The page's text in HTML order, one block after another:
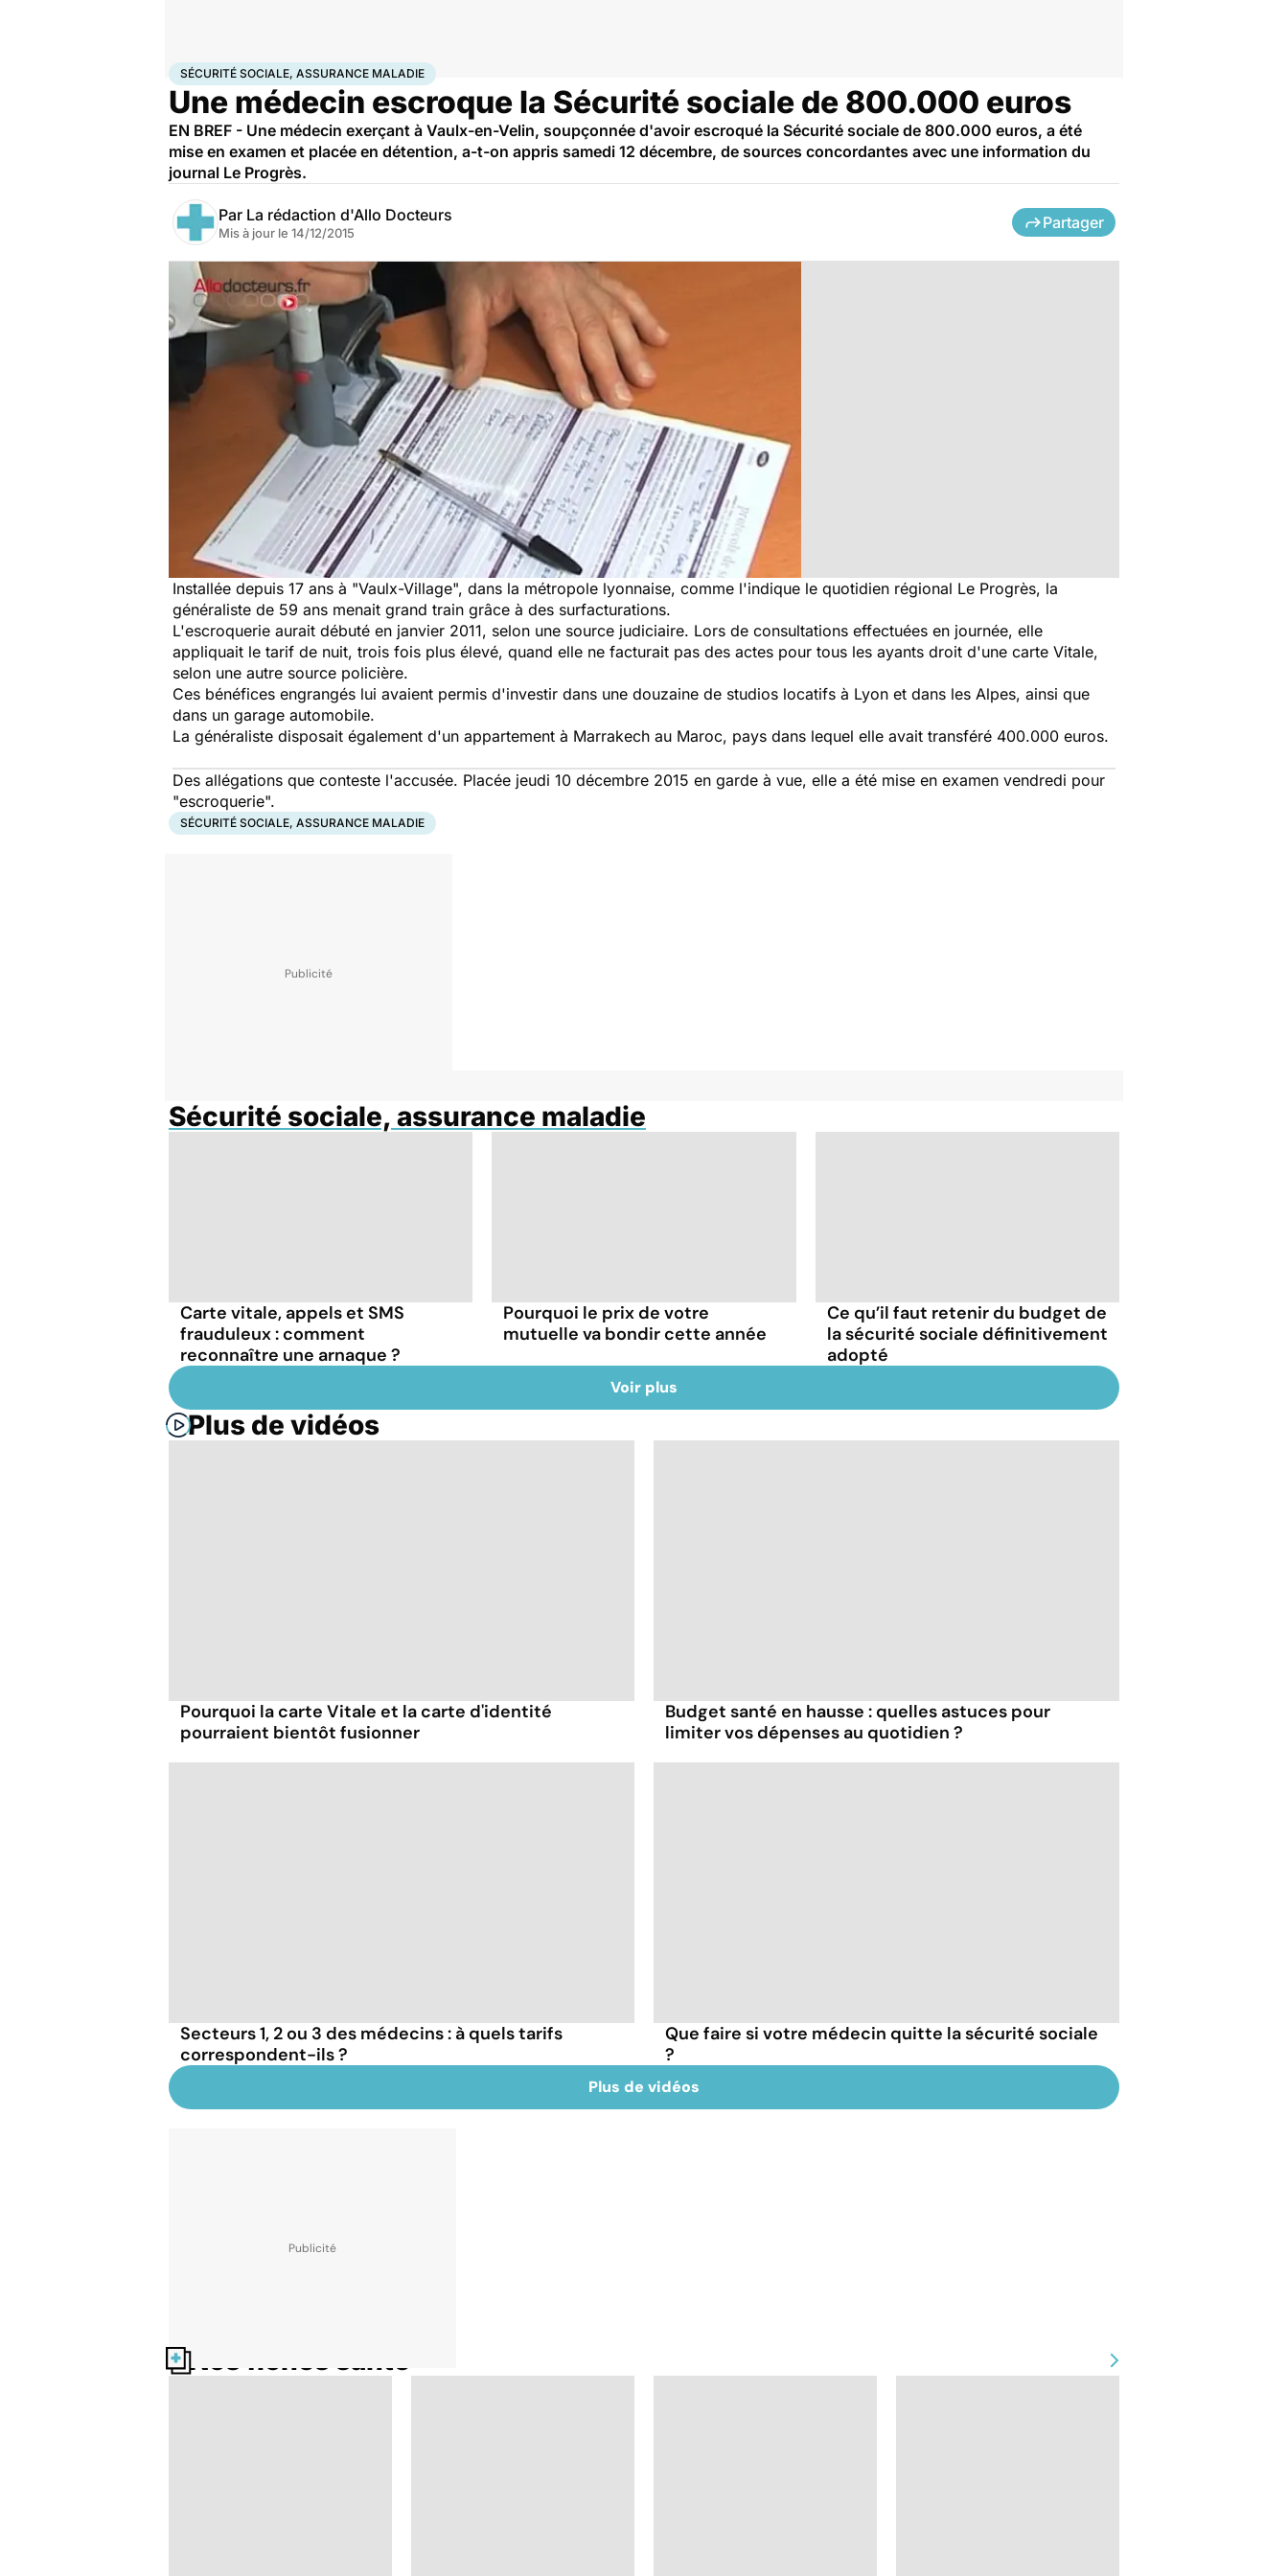
AccueilSanté Sécurité sociale, assurance maladie
SÉCURITÉ SOCIALE, ASSURANCE MALADIE
Une médecin escroque la Sécurité sociale de 800.000 euros
EN BREF - Une médecin exerçant à Vaulx-en-Velin, soupçonnée d'avoir escroqué la Sécurité sociale de 800.000 euros, a été
mise en examen et placée en détention, a-t-on appris samedi 12 décembre, de sources concordantes avec une information du
journal Le Progrès.
Par La rédaction d'Allo Docteurs
Mis à jour le 14/12/2015
Partager
Installée depuis 17 ans à "Vaulx-Village", dans la métropole lyonnaise, comme l'indique le quotidien régional Le Progrès, la
généraliste de 59 ans menait grand train grâce à des surfacturations.
L'escroquerie aurait débuté en janvier 2011, selon une source judiciaire. Lors de consultations effectuées en journée, elle
appliquait le tarif de nuit, trois fois plus élevé, quand elle ne facturait pas des actes pour tous les ayants droit d'une carte Vitale,
selon une autre source policière.
Ces bénéfices engrangés lui avaient permis d'investir dans une douzaine de studios locatifs à Lyon et dans les Alpes, ainsi que
dans un garage automobile.
La généraliste disposait également d'un appartement à Marrakech au Maroc, pays dans lequel elle avait transféré 400.000 euros.
Des allégations que conteste l'accusée. Placée jeudi 10 décembre 2015 en garde à vue, elle a été mise en examen vendredi pour
"escroquerie".
SÉCURITÉ SOCIALE, ASSURANCE MALADIE
Sécurité sociale, assurance maladie
Carte vitale, appels et SMS
frauduleux : comment
reconnaître une arnaque ?
Pourquoi le prix de votre
mutuelle va bondir cette année
Ce qu’il faut retenir du budget de
la sécurité sociale définitivement
adopté
Voir plus
Plus de vidéos
Pourquoi la carte Vitale et la carte d'identité
pourraient bientôt fusionner
Budget santé en hausse : quelles astuces pour
limiter vos dépenses au quotidien ?
Secteurs 1, 2 ou 3 des médecins : à quels tarifs
correspondent-ils ?
Que faire si votre médecin quitte la sécurité sociale
?
Plus de vidéos
Nos fiches santé